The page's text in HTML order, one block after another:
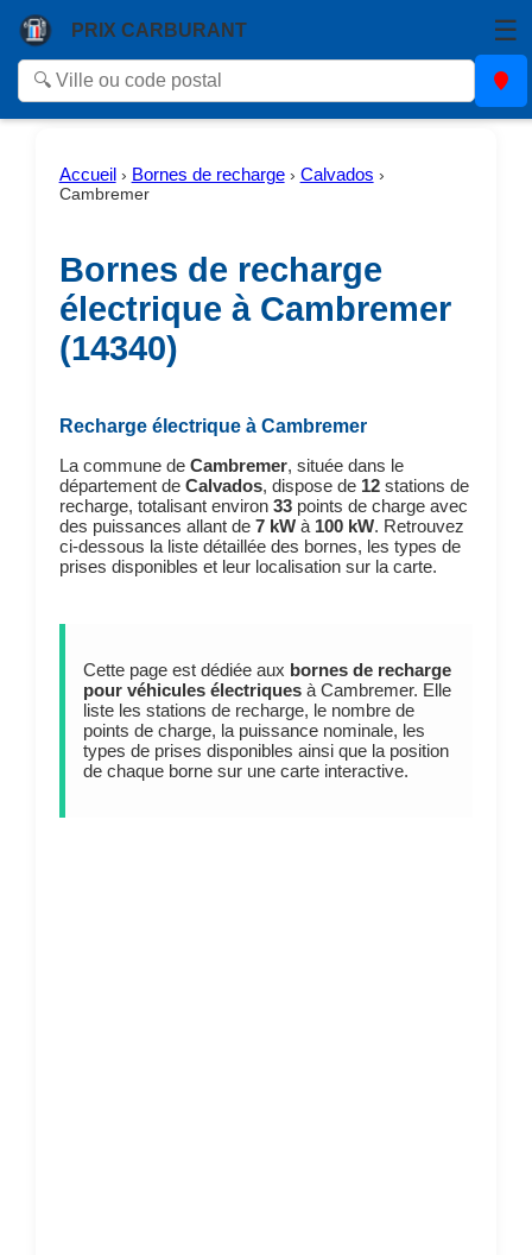
PRIX CARBURANT ☰
Accueil › Bornes de recharge› Calvados ›
Cambremer
Bornes de recharge
électrique à Cambremer
(14340)
Recharge électrique à Cambremer
La commune de Cambremer, située dans le
département de Calvados, dispose de 12stations de
recharge, totalisant environ 33points de charge avec
des puissances allant de 7 kWà 100 kW. Retrouvez
ci-dessous la liste détaillée des bornes, les types de
prises disponibles et leur localisation sur la carte.
Cette page est dédiée aux bornes de recharge
pour véhicules électriquesà Cambremer. Elle
liste les stations de recharge, le nombre de
points de charge, la puissance nominale, les
types de prises disponibles ainsi que la position
de chaque borne sur une carte interactive.